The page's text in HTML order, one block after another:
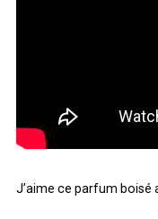
J’aime ce parfum boisé